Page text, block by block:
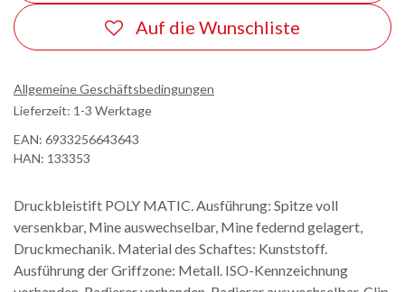
Auf die Wunschliste
Allgemeine Geschäftsbedingungen
Lieferzeit: 1-3 Werktage
EAN: 6933256643643
HAN: 133353
Druckbleistift POLY MATIC. Ausführung: Spitze voll
versenkbar, Mine auswechselbar, Mine federnd gelagert,
Druckmechanik. Material des Schaftes: Kunststoff.
Ausführung der Griffzone: Metall. ISO-Kennzeichnung